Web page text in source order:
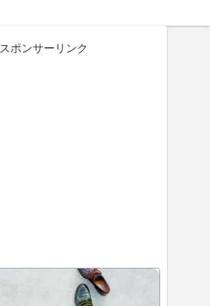
スポンサーリンク